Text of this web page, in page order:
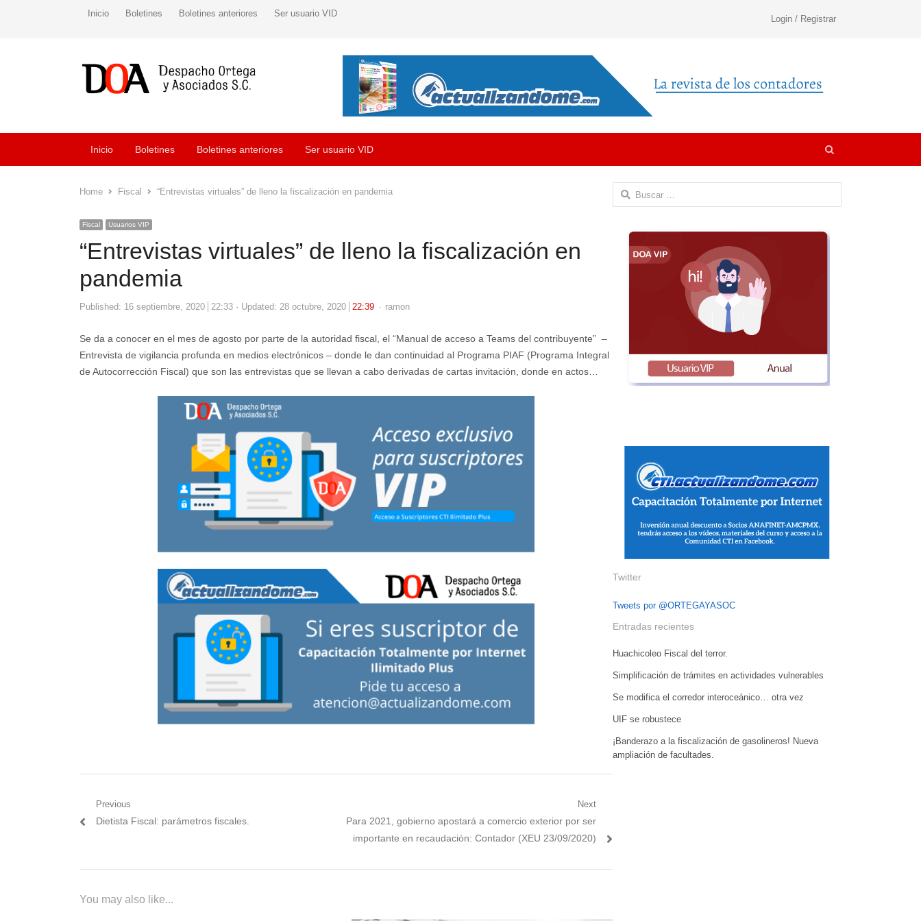
Inicio Boletines Boletines anteriores Ser usuario VID
Login / Registrar
Inicio Boletines Boletines anteriores Ser usuario VID
Home
Fiscal “Entrevistas virtuales” de lleno la fiscalización en pandemia
Fiscal Usuarios VIP
“Entrevistas virtuales” de lleno la fiscalización en
pandemia
Published: 16 septiembre, 2020 22:33 Updated: 28 octubre, 2020 22:39 Author
ramon
Se da a conocer en el mes de agosto por parte de la autoridad fiscal, el “Manual de acceso a Teams del contribuyente” –
Entrevista de vigilancia profunda en medios electrónicos – donde le dan continuidad al Programa PIAF (Programa Integral
de Autocorrección Fiscal) que son las entrevistas que se llevan a cabo derivadas de cartas invitación, donde en actos…
Navegación
Previous
Previous
Dietista Fiscal: parámetros fiscales.
Next
Next
post:
Para 2021, gobierno apostará a comercio exterior por ser
importante en recaudación: Contador (XEU 23/09/2020)
You may also like...
Buscar:
Twitter
Tweets por @ORTEGAYASOC
Entradas recientes
Huachicoleo Fiscal del terror.
Simplificación de trámites en actividades vulnerables
Se modifica el corredor interoceánico… otra vez
UIF se robustece
¡Banderazo a la fiscalización de gasolineros! Nueva
ampliación de facultades.